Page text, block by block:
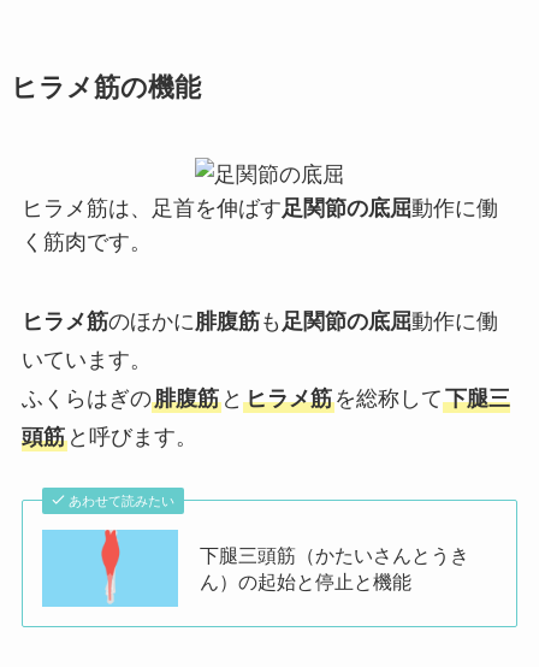
ヒラメ筋の機能
ヒラメ筋は、足首を伸ばす足関節の底屈動作に働
く筋肉です。
ヒラメ筋のほかに腓腹筋も 足関節の底屈動作に働
いています。
ふくらはぎの腓腹筋と ヒラメ筋を総称して下腿三
頭筋と呼びます。
あわせて読みたい
下腿三頭筋（かたいさんとうき
ん）の起始と停止と機能